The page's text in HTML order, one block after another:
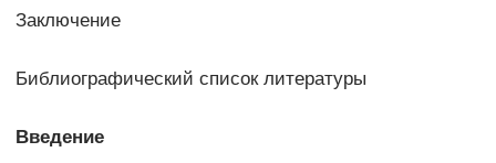
Заключение
Библиографический список литературы
Введение